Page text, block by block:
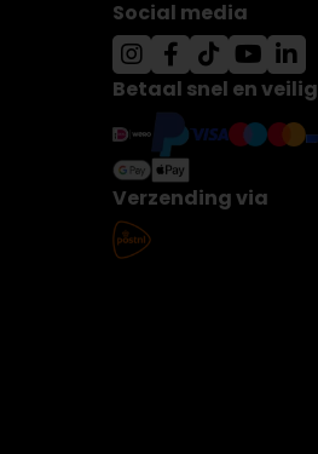
Social media
Betaal snel en veilig
Verzending via